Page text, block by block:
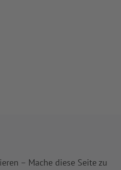
– Mache diese Seite zu